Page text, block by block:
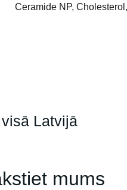
Ceramide NP,
mums
Latvijā